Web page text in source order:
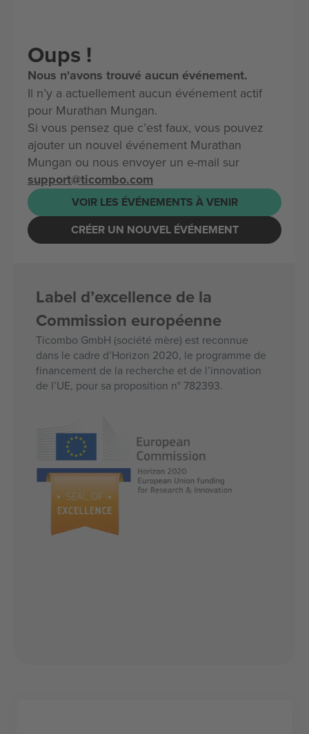
Oups !
Nous n'avons trouvé aucun événement.
Il n’y a actuellement aucun événement actif
pour Murathan Mungan.
Si vous pensez que c’est faux, vous pouvez
ajouter un nouvel événement Murathan
Mungan ou nous envoyer un e-mail sur
support@ticombo.com
VOIR LES ÉVÉNEMENTS À VENIR
CRÉER UN NOUVEL ÉVÉNEMENT
Label d’excellence de la
Commission européenne
Ticombo GmbH (société mère) est reconnue
dans le cadre d’Horizon 2020, le programme de
financement de la recherche et de l’innovation
de l’UE, pour sa proposition n° 782393.